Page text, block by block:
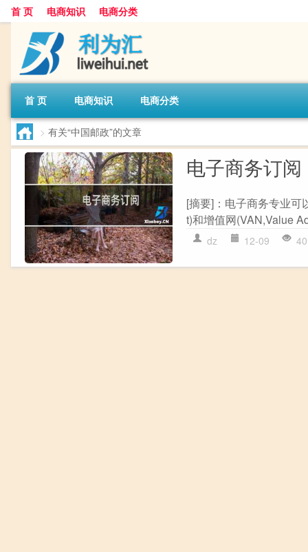
首 页 电商知识 电商分类
首 页 电商知识 电商分类
> 有关“中国邮政”的文章
电子商务订阅
[摘要]：电子商务专业可
t)和增值网(VAN,Value
dz 12-09 40